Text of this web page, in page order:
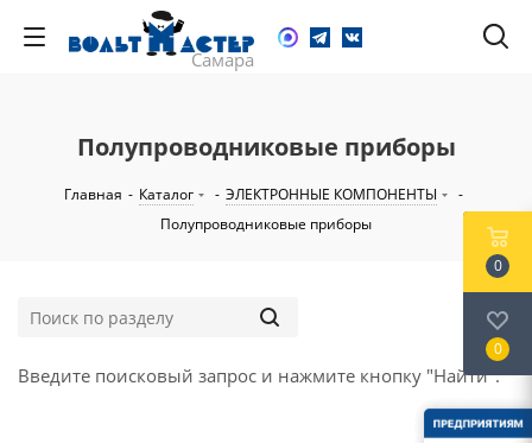
Полупроводниковые приборы
Главная - Каталог - ЭЛЕКТРОННЫЕ КОМПОНЕНТЫ
-
Полупроводниковые приборы
Введите поисковый запрос и нажмите кнопку "Найти".
0
0